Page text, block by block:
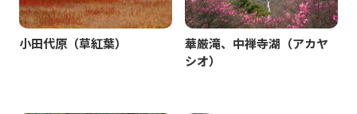
小田代原（草紅葉）
華厳滝、中禅寺湖（アカヤ
シオ）